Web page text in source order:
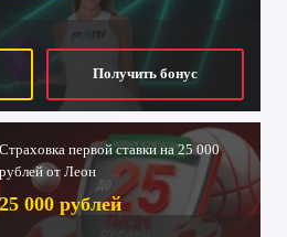
Получить бонус
Страховка первой ставки на 25 000
рублей от Леон
25 000 рублей